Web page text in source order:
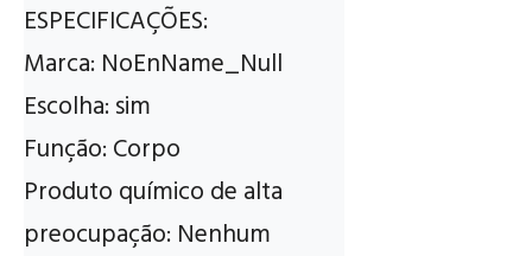
ESPECIFICAÇÕES:
Marca: NoEnName_Null
Escolha: sim
Função: Corpo
Produto químico de alta
preocupação: Nenhum